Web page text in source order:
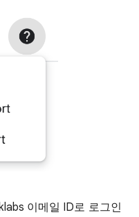
이메일 ID로 로그인